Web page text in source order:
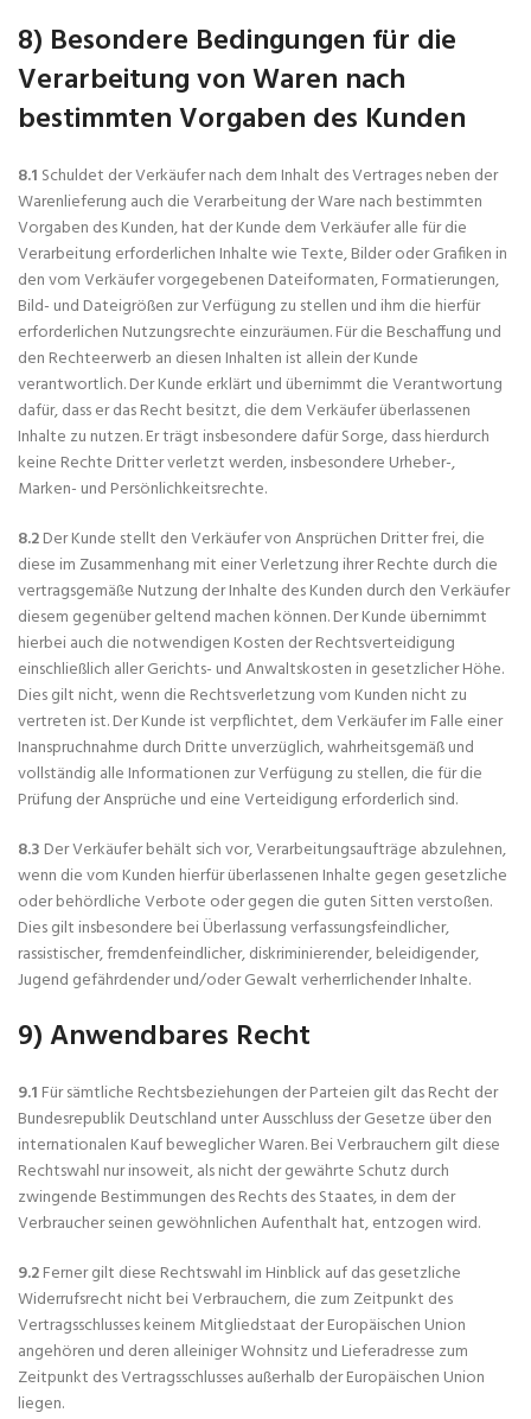
8) Besondere Bedingungen für die
Verarbeitung von Waren nach
bestimmten Vorgaben des Kunden
8.1 Schuldet der Verkäufer nach dem Inhalt des Vertrages neben der
Warenlieferung auch die Verarbeitung der Ware nach bestimmten
Vorgaben des Kunden, hat der Kunde dem Verkäufer alle für die
Verarbeitung erforderlichen Inhalte wie Texte, Bilder oder Grafiken in
den vom Verkäufer vorgegebenen Dateiformaten, Formatierungen,
Bild- und Dateigrößen zur Verfügung zu stellen und ihm die hierfür
erforderlichen Nutzungsrechte einzuräumen. Für die Beschaffung und
den Rechteerwerb an diesen Inhalten ist allein der Kunde
verantwortlich. Der Kunde erklärt und übernimmt die Verantwortung
dafür, dass er das Recht besitzt, die dem Verkäufer überlassenen
Inhalte zu nutzen. Er trägt insbesondere dafür Sorge, dass hierdurch
keine Rechte Dritter verletzt werden, insbesondere Urheber-,
Marken- und Persönlichkeitsrechte.
8.2Der Kunde stellt den Verkäufer von Ansprüchen Dritter frei, die
diese im Zusammenhang mit einer Verletzung ihrer Rechte durch die
vertragsgemäße Nutzung der Inhalte des Kunden durch den Verkäufer
diesem gegenüber geltend machen können. Der Kunde übernimmt
hierbei auch die notwendigen Kosten der Rechtsverteidigung
einschließlich aller Gerichts- und Anwaltskosten in gesetzlicher Höhe.
Dies gilt nicht, wenn die Rechtsverletzung vom Kunden nicht zu
vertreten ist. Der Kunde ist verpflichtet, dem Verkäufer im Falle einer
Inanspruchnahme durch Dritte unverzüglich, wahrheitsgemäß und
vollständig alle Informationen zur Verfügung zu stellen, die für die
Prüfung der Ansprüche und eine Verteidigung erforderlich sind.
8.3 Der Verkäufer behält sich vor, Verarbeitungsaufträge abzulehnen,
wenn die vom Kunden hierfür überlassenen Inhalte gegen gesetzliche
oder behördliche Verbote oder gegen die guten Sitten verstoßen.
Dies gilt insbesondere bei Überlassung verfassungsfeindlicher,
rassistischer, fremdenfeindlicher, diskriminierender, beleidigender,
Jugend gefährdender und/oder Gewalt verherrlichender Inhalte.
9) Anwendbares Recht
9.1 Für sämtliche Rechtsbeziehungen der Parteien gilt das Recht der
Bundesrepublik Deutschland unter Ausschluss der Gesetze über den
internationalen Kauf beweglicher Waren. Bei Verbrauchern gilt diese
Rechtswahl nur insoweit, als nicht der gewährte Schutz durch
zwingende Bestimmungen des Rechts des Staates, in dem der
Verbraucher seinen gewöhnlichen Aufenthalt hat, entzogen wird.
9.2Ferner gilt diese Rechtswahl im Hinblick auf das gesetzliche
Widerrufsrecht nicht bei Verbrauchern, die zum Zeitpunkt des
Vertragsschlusses keinem Mitgliedstaat der Europäischen Union
angehören und deren alleiniger Wohnsitz und Lieferadresse zum
Zeitpunkt des Vertragsschlusses außerhalb der Europäischen Union
liegen.